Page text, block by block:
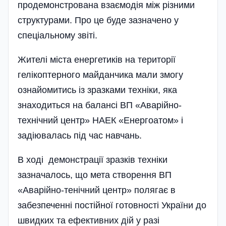
продемонстрована взаємодія між різними
структурами. Про це буде зазначено у
спеціальному звіті.
Жителі міста енергетиків на території
гелікоптерного майданчика мали змогу
ознайомитись із зразками техніки, яка
знаходиться на балансі ВП «Аварійно-
технічний центр» НАЕК «Енергоатом» і
задіювалась під час навчань.
В ході демонстрації зразків техні­ки
зазначалось, що мета створення ВП
«Аварійно-тенічний центр» полягає в
забезпеченні постійної готовності України до
швидких та ефективних дій у разі